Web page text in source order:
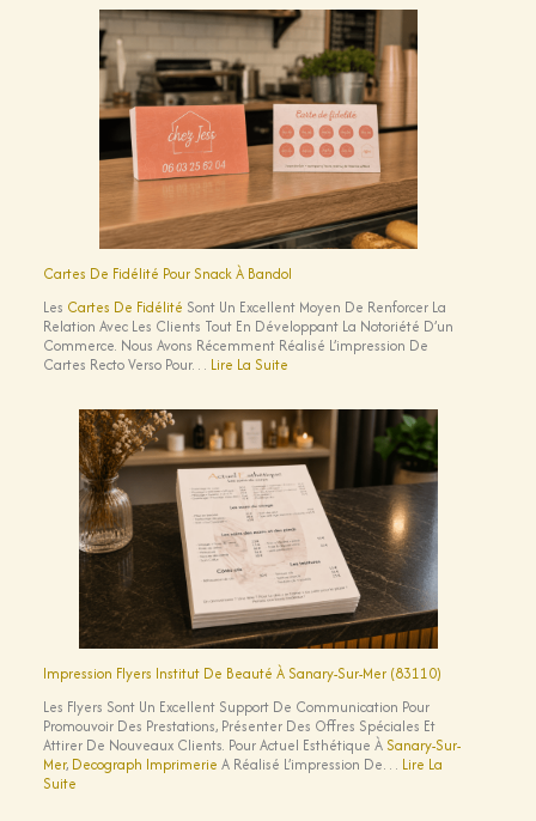
Cartes De Fidélité Pour Snack À Bandol
Les Cartes De Fidélité Sont Un Excellent Moyen De Renforcer La
Relation Avec Les Clients Tout En Développant La Notoriété D’un
Commerce. Nous Avons Récemment Réalisé L’impression De
Cartes Recto Verso Pour… Lire La Suite
Fidélité
Pour
Snack
Bandol
Impression Flyers Institut De Beauté À Sanary-Sur-Mer (83110)
Les Flyers Sont Un Excellent Support De Communication Pour
Promouvoir Des Prestations, Présenter Des Offres Spéciales Et
Attirer De Nouveaux Clients. Pour Actuel Esthétique À Sanary-Sur-
Mer, Decograph Imprimerie A Réalisé L’impression De… Lire La
Suite